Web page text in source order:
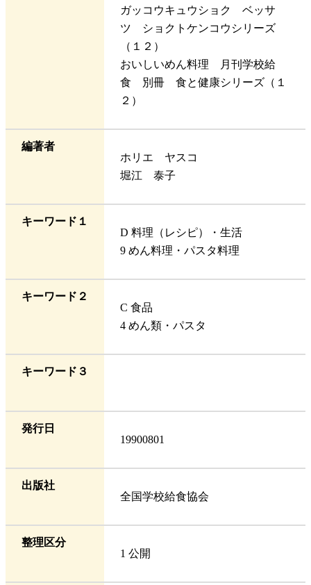
ガッコウキュウショク ベッサ
ツ ショクトケンコウシリーズ
（１２）
おいしいめん料理 月刊学校給
食 別冊 食と健康シリーズ（１
２）
編著者
ホリエ ヤスコ
堀江 泰子
キーワード１
D 料理（レシピ）・生活
9 めん料理・パスタ料理
キーワード２
C 食品
4 めん類・パスタ
キーワード３
発行日
19900801
出版社
全国学校給食協会
整理区分
1 公開